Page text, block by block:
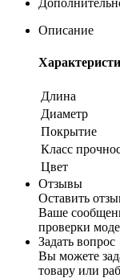
Описание
Длина
Диаметр
Покрытие
Класс
Цвет
Отзывы
Оставить
Ваше
проверки
Задать вопрос
Вы можете
товару или